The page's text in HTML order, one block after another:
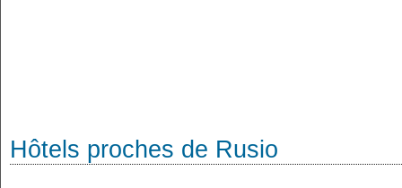
Hôtels proches de Rusio